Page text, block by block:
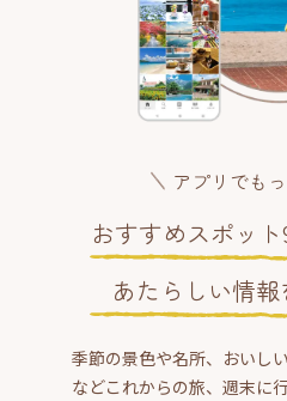
アプリでも
おすすめスポッ
あたらしい情
季節の景色や名所、おいし
などこれからの旅、週末に